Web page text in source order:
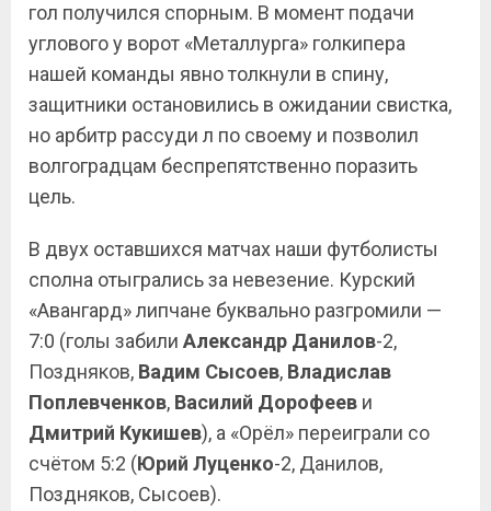
гол получился спорным. В момент подачи
углового у ворот «Металлурга» голкипера
нашей команды явно толкнули в спину,
защитники остановились в ожидании свистка,
но арбитр рассуди л по своему и позволил
волгоградцам беспрепятственно поразить
цель.
В двух оставшихся матчах наши футболисты
сполна отыгрались за невезение. Курский
«Авангард» липчане буквально разгромили —
7:0 (голы забили Александр Данилов-2,
Поздняков, Вадим Сысоев, Владислав
Поплевченков, Василий Дорофеев и
Дмитрий Кукишев), а «Орёл» переиграли со
счётом 5:2 (Юрий Луценко-2, Данилов,
Поздняков, Сысоев).